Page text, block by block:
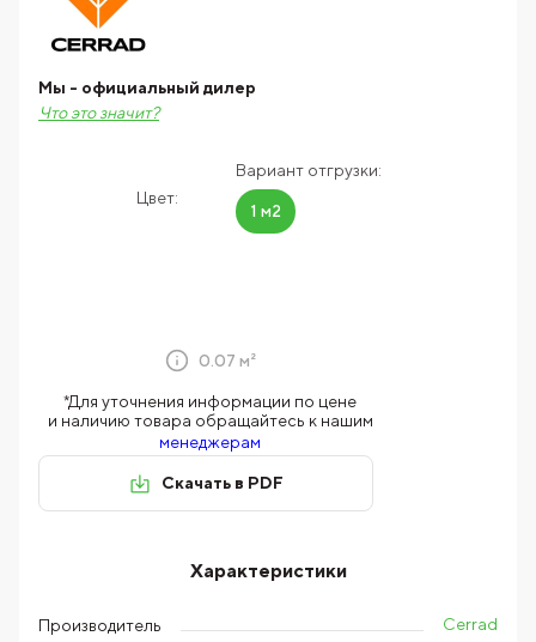
Цвет:
Вариант отгрузки:
1 м2
Мы - официальный дилер
Что это значит?
0.07 м²
*Для уточнения информации по цене
и наличию товара обращайтесь к нашим
менеджерам
Скачать в PDF
Характеристики
Производитель Cerrad